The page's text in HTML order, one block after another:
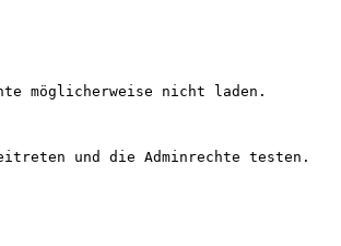
möglicherweise nicht laden.
und die Adminrechte testen.